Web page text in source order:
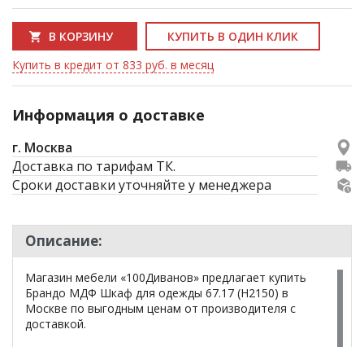
В КОРЗИНУ
КУПИТЬ В ОДИН КЛИК
Купить в кредит от 833 руб. в месяц
Информация о доставке
г. Москва
Доставка по тарифам ТК.
Сроки доставки уточняйте у менеджера
Описание:
Магазин мебели «100Диванов» предлагает купить
Брандо МДФ Шкаф для одежды 67.17 (Н2150) в
Москве по выгодным ценам от производителя с
доставкой.